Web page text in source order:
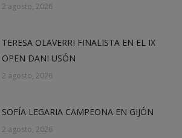
2 agosto, 2026
TERESA OLAVERRI FINALISTA EN EL IX
OPEN DANI USÓN
2 agosto, 2026
SOFÍA LEGARIA CAMPEONA EN GIJÓN
2 agosto, 2026